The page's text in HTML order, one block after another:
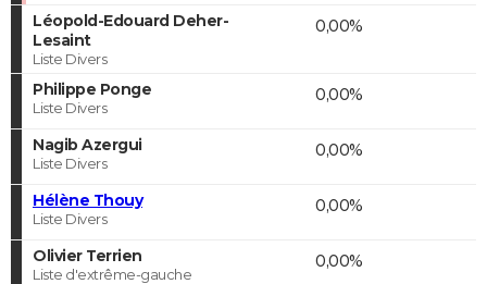
Léopold-Edouard Deher-
Lesaint
Liste Divers
0,00%
Philippe Ponge
Liste Divers
0,00%
Nagib Azergui
Liste Divers
0,00%
Hélène Thouy
Liste Divers
0,00%
Olivier Terrien
Liste d'extrême-gauche
0,00%